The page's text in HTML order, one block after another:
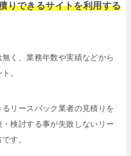
りできるサイトを利用する
く、業務年数や実績などから
。
リースバック業者の見積りを
検討する事が失敗しないリー
す。